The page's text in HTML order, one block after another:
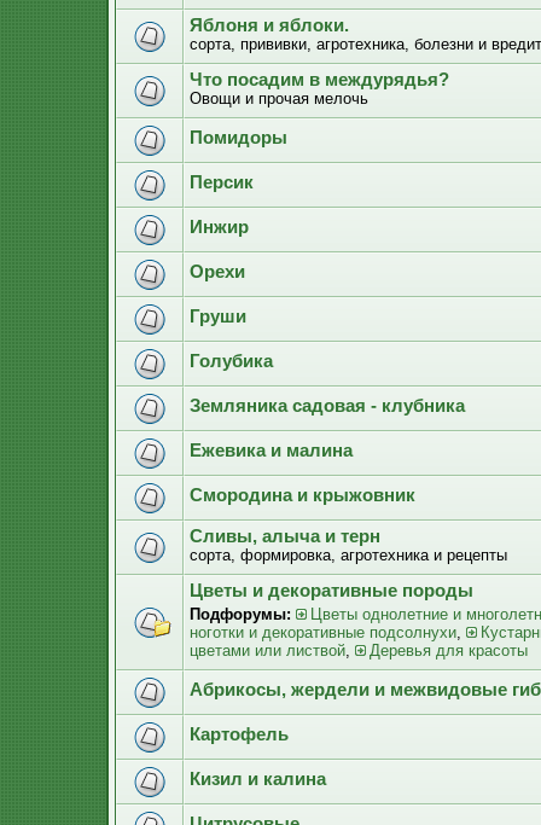
Яблоня и яблоки.
сорта, прививки, агротехника, болезни и
Что посадим в междурядья?
Овощи и прочая мелочь
Помидоры
Персик
Инжир
Орехи
Груши
Голубика
Земляника садовая - клубника
Ежевика и малина
Смородина и крыжовник
Сливы, алыча и терн
сорта, формировка, агротехника и рецепты
Цветы и декоративные породы
Подфорумы:
Цветы однолетние и
ноготки и декоративные подсолнухи,
цветами или листвой, Деревья для красоты
Абрикосы, жердели и межвидовые
Картофель
Кизил и калина